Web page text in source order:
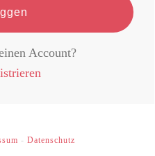
Account?
- Datenschutz